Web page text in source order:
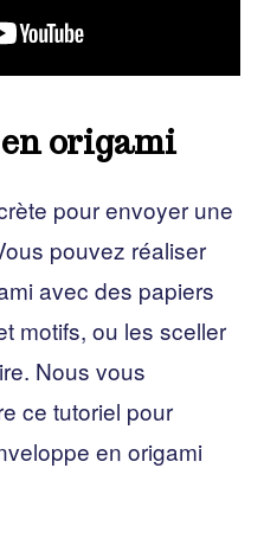
origami
pour envoyer une
pouvez réaliser
avec des papiers
motifs, ou les sceller
Nous vous
ce tutoriel pour
en origami